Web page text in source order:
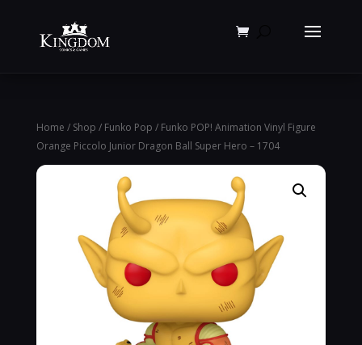
Home / Shop / Funko Pop / Funko POP! Animation Vinyl Figure
Orange Piccolo Junior Dragon Ball Super Hero – 1704